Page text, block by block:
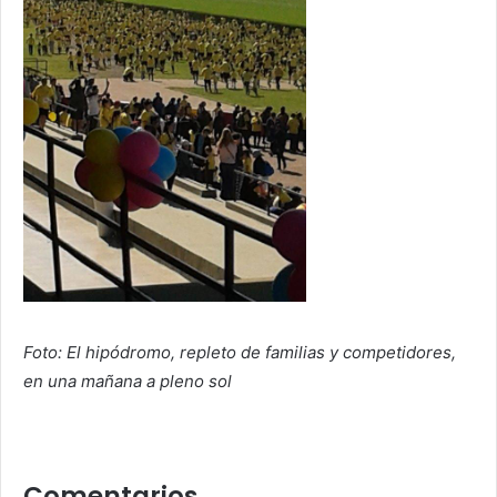
Foto: El hipódromo, repleto de familias y competidores,
en una mañana a pleno sol